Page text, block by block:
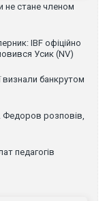
не стане членом
IBF офіційно
Усик (NV)
визнали банкрутом
Федоров розповів,
педагогів